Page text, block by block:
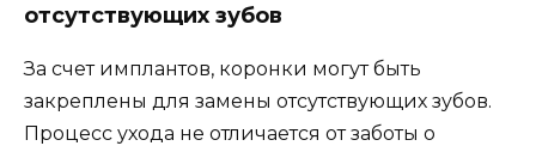
отсутствующих зубов
За счет имплантов, коронки могут быть
закреплены для замены отсутствующих зубов.
Процесс ухода не отличается от заботы о